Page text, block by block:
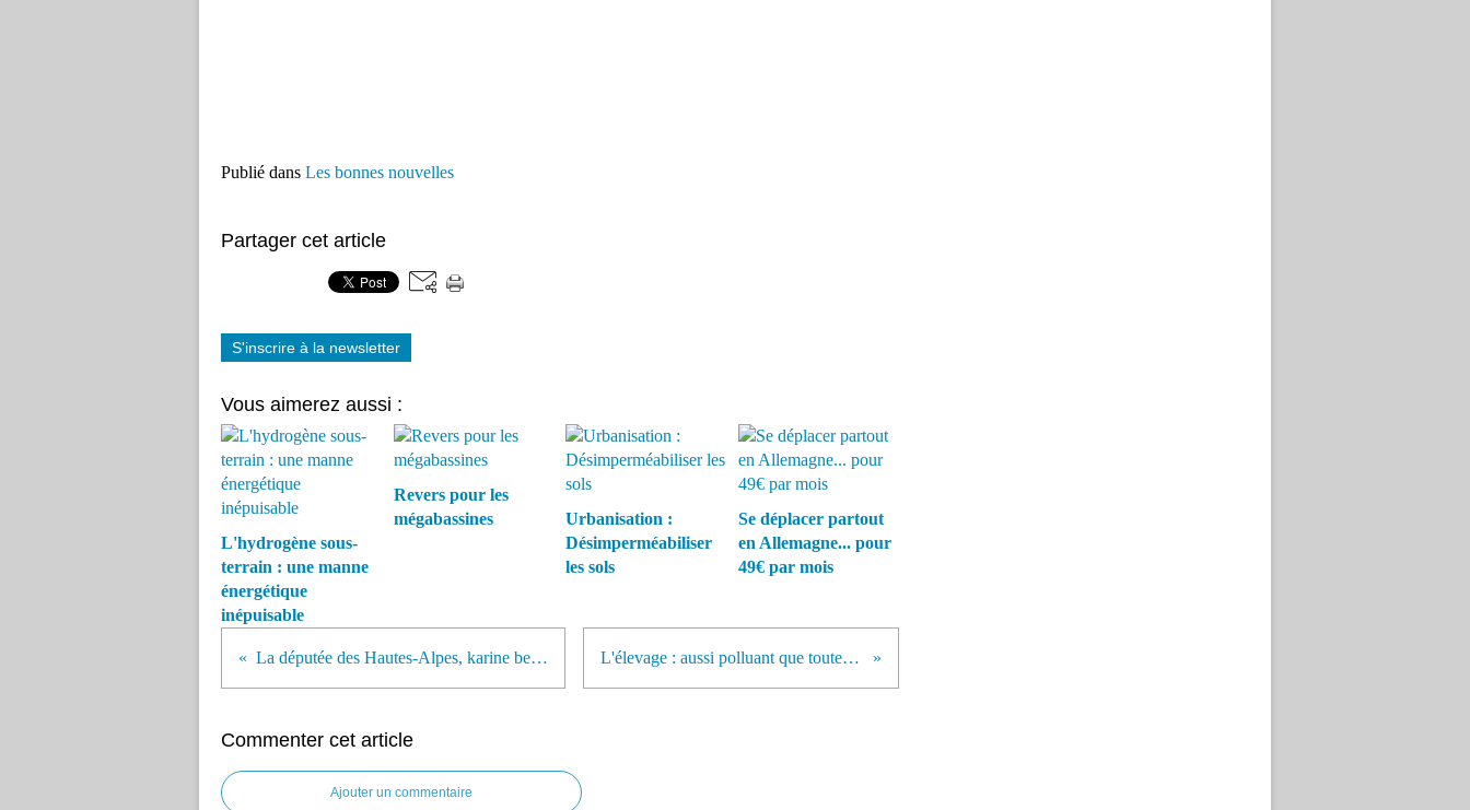
Publié dans Les bonnes nouvelles
Partager cet article
S'inscrire à la newsletter
Vous aimerez aussi :
L'hydrogène sous-
terrain : une manne
énergétique
inépuisable
Revers pour les
mégabassines
Urbanisation :
Désimperméabiliser
les sols
Se déplacer partout
en Allemagne... pour
49€ par mois
La députée des Hautes-Alpes, karine berger, demande la fin du Loup! L'élevage : aussi polluant que toutes les voitures dans le monde
Commenter cet article
Ajouter un commentaire